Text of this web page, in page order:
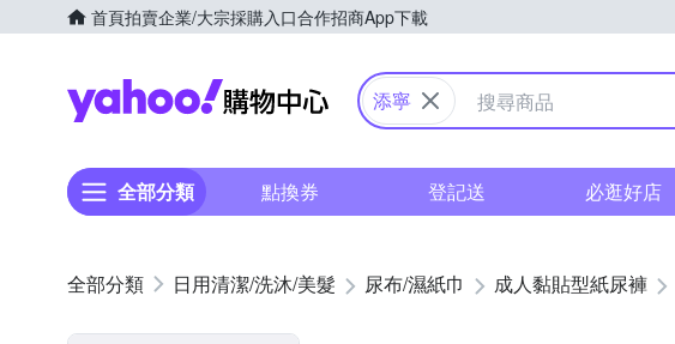
首頁拍賣企業/大宗採購入口合作招商App下載
Yahoo購物中心
添寧
全部分類 點換券 登記送 必逛好店
日用清潔/洗沐/美髮 尿布/濕紙巾 成人黏貼型紙尿褲